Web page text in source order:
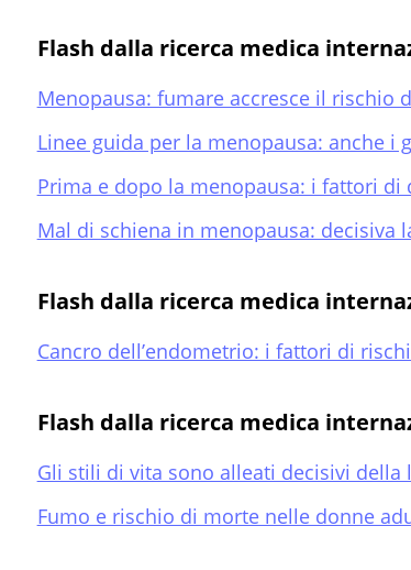
Flash dalla ricerca medica
Menopausa: fumare accresce il rischio
Linee guida per la menopausa: anche
Prima e dopo la menopausa: i fattori
Mal di schiena in menopausa: decisiva
Flash dalla ricerca medica
Cancro dell’endometrio: i fattori di
Flash dalla ricerca medica
Gli stili di vita sono alleati decisivi
Fumo e rischio di morte nelle donne